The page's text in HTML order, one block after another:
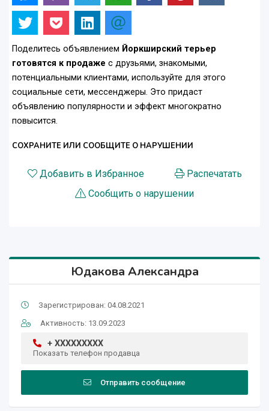
Поделитесь объявлением Йоркширский терьер
готовятся к продаже с друзьями, знакомыми,
потенциальными клиентами, используйте для этого
социальные сети, мессенджеры. Это придаст
объявлению популярности и эффект многократно
повысится.
СОХРАНИТЕ ИЛИ СООБЩИТЕ О НАРУШЕНИИ
Добавить в Избранное
Распечатать
Сообщить о нарушении
Юдакова Александра
Зарегистрирован: 04.08.2021
Активность: 13.09.2023
+ XXXXXXXXX
Показать телефон продавца
Отправить сообщение